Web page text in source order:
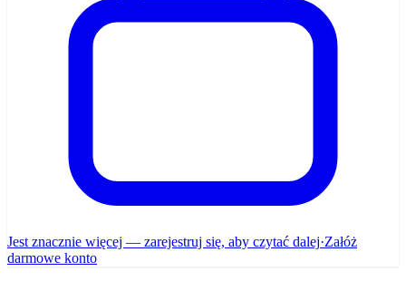
Jest znacznie więcej — zarejestruj się, aby czytać dalej·Załóż
darmowe konto